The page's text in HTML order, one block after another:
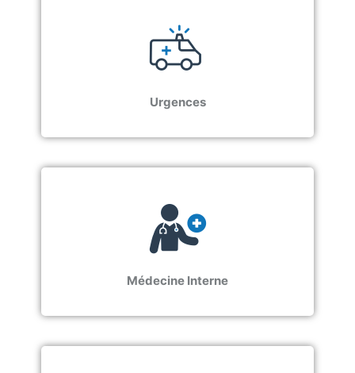
Urgences
Médecine Interne